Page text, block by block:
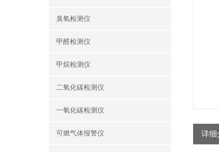
臭氧检测仪
甲醛检测仪
甲烷检测仪
二氧化碳检测仪
一氧化碳检测仪
可燃气体报警仪 详细